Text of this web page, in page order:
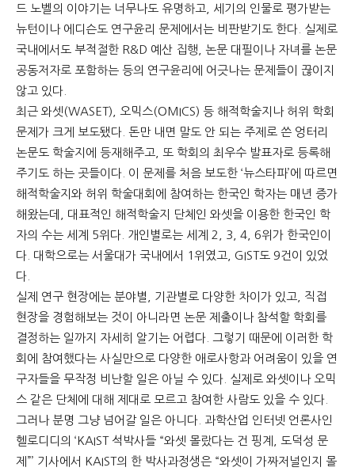
드 노벨의 이야기는 너무나도 유명하고, 세기의 인물로 평가받는
뉴턴이나 에디슨도 연구윤리 문제에서는 비판받기도 한다. 실제로
국내에서도 부적절한 R&D 예산 집행, 논문 대필이나 자녀를 논문
공동저자로 포함하는 등의 연구윤리에 어긋나는 문제들이 끊이지
않고 있다.
최근 와셋(WASET), 오믹스(OMICS) 등 해적학술지나 허위 학회
문제가 크게 보도됐다. 돈만 내면 말도 안 되는 주제로 쓴 엉터리
논문도 학술지에 등재해주고, 또 학회의 최우수 발표자로 등록해
주기도 하는 곳들이다. 이 문제를 처음 보도한 ‘뉴스타파’에 따르면
해적학술지와 허위 학술대회에 참여하는 한국인 학자는 매년 증가
해왔는데, 대표적인 해적학술지 단체인 와셋을 이용한 한국인 학
자의 수는 세계 5위다. 개인별로는 세계 2, 3, 4, 6위가 한국인이
다. 대학으로는 서울대가 국내에서 1위였고, GIST도 9건이 있었
다.
실제 연구 현장에는 분야별, 기관별로 다양한 차이가 있고, 직접
현장을 경험해보는 것이 아니라면 논문 제출이나 참석할 학회를
결정하는 일까지 자세히 알기는 어렵다. 그렇기 때문에 이러한 학
회에 참여했다는 사실만으로 다양한 애로사항과 어려움이 있을 연
구자들을 무작정 비난할 일은 아닐 수 있다. 실제로 와셋이나 오믹
스 같은 단체에 대해 제대로 모르고 참여한 사람도 있을 수 있다.
그러나 분명 그냥 넘어갈 일은 아니다. 과학산업 인터넷 언론사인
헬로디디의 ‘KAIST 석박사들 “와셋 몰랐다는 건 핑계, 도덕성 문
제”’ 기사에서 KAIST의 한 박사과정생은 “와셋이 가짜저널인지 몰